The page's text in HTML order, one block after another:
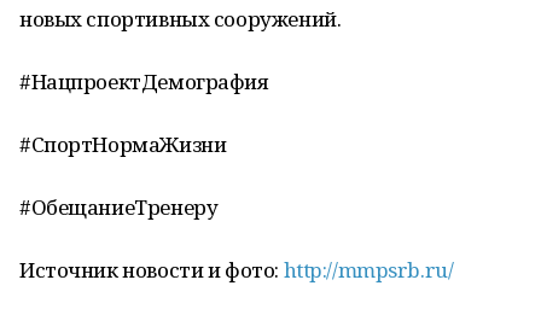
новых спортивных сооружений.
#НацпроектДемография
#СпортНормаЖизни
#ОбещаниеТренеру
Источник новости и фото: http://mmpsrb.ru/